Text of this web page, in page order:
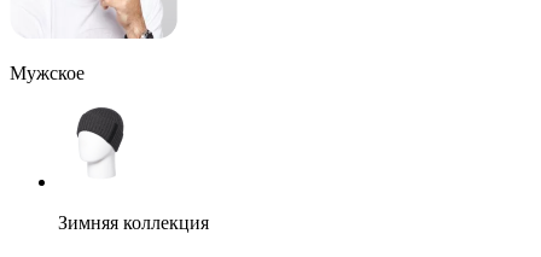
Мужское
Зимняя коллекция